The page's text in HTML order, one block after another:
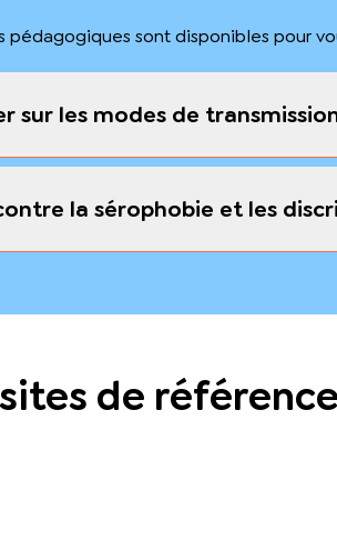
pédagogiques sont disponibles pour
sur les modes de
la sérophobie et les
de